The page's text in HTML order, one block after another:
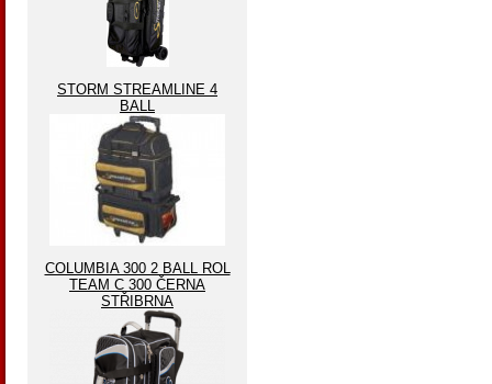
STORM STREAMLINE 4
BALL
COLUMBIA 300 2 BALL ROL
TEAM C 300 ČERNA
STŘIBRNA